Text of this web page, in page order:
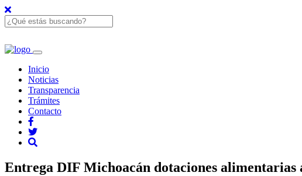
Inicio
Noticias
Transparencia
Trámites
Contacto
Entrega DIF Michoacán dotaciones